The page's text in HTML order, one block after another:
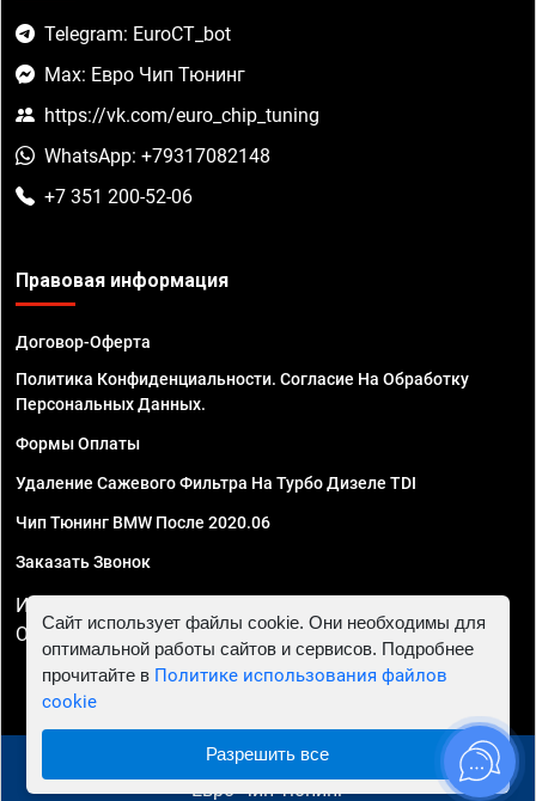
Telegram: EuroCT_bot
Max: Евро Чип Тюнинг
https://vk.com/euro_chip_tuning
WhatsApp: +79317082148
+7 351 200-52-06
Правовая информация
Договор-Оферта
Политика Конфиденциальности. Согласие На Обработку
Персональных Данных.
Формы Оплаты
Удаление Сажевого Фильтра На Турбо Дизеле TDI
Чип Тюнинг BMW После 2020.06
Заказать Звонок
ИП Смирнов Георгий Павлович. ИНН 781302555843,
ОГРНИП 324470400032610
© 2010 - 2026 Чип тюнинг в Челябинске - Автосервис
"Евро Чип Тюнинг"
Сайт использует файлы cookie. Они необходимы для
оптимальной работы сайтов и сервисов. Подробнее
прочитайте в Политике использования файлов
cookie
Разрешить все